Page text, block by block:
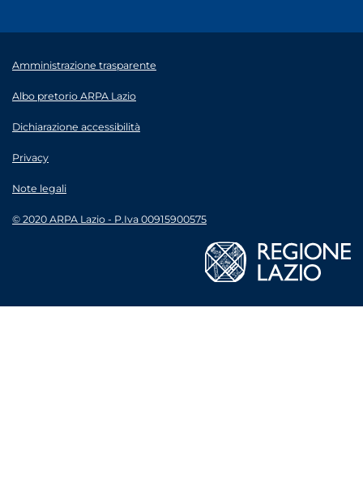
Amministrazione trasparente
Albo pretorio ARPA Lazio
Dichiarazione accessibilità
Privacy
Note legali
© 2020 ARPA Lazio - P.Iva 00915900575